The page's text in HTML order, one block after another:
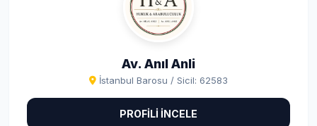
Av. Anıl Anli
İstanbul Barosu / Sicil: 62583
PROFİLİ İNCELE